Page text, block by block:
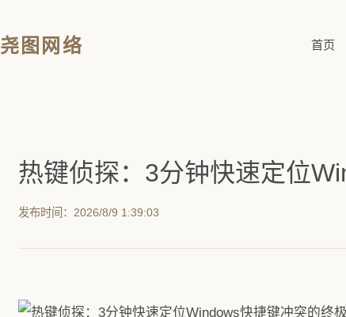
尧图网络 首页
热键侦探：3分钟快速定位
发布时间：2026/8/9 1:39:03